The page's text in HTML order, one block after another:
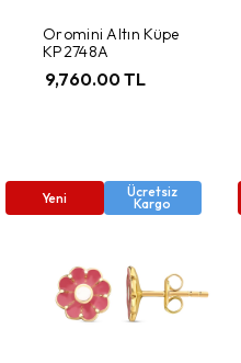
Oromini Altın Küpe
KP2748A
9,760.00 TL
Yeni Ücretsiz
Kargo